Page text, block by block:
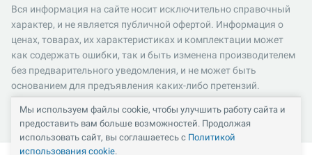
Вся информация на сайте носит исключительно справочный
характер, и не является публичной офертой. Информация о
ценах, товарах, их характеристиках и комплектации может
как содержать ошибки, так и быть изменена производителем
без предварительного уведомления, и не может быть
основанием для предъявления каких-либо претензий.
Пожалуйста, уточняйте существенные для вас характеристики
и компоненты комплектации товаров. Все цены указаны в
российских рублях и включают в себя НДС 22%.
Мы используем файлы cookie, чтобы улучшить работу сайта и
предоставить вам больше возможностей. Продолжая
использовать сайт, вы соглашаетесь с Политикой
использования cookie.